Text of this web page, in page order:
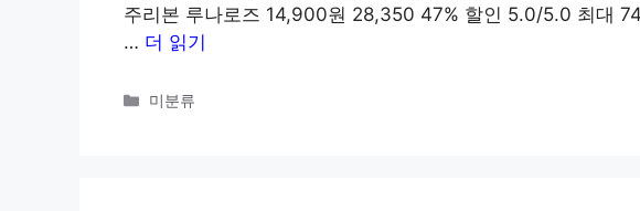
주리본 루나로즈 14,900원 28,350 47% 할인 5.0/5.0 최대
… 더 읽기
카
미분류